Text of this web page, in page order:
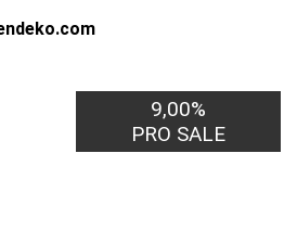
9,00%
PRO SALE